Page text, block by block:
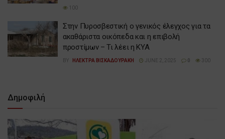
100
Στην Πυροσβεστική ο γενικός έλεγχος για τα
ακαθάριστα οικόπεδα και η επιβολή
προστίμων – Τι λέει η ΚΥΑ
BY ΗΛΕΚΤΡΑ ΒΙΣΚΑΔΟΥΡΑΚΗ JUNE 2, 2025 300
Δημοφιλή